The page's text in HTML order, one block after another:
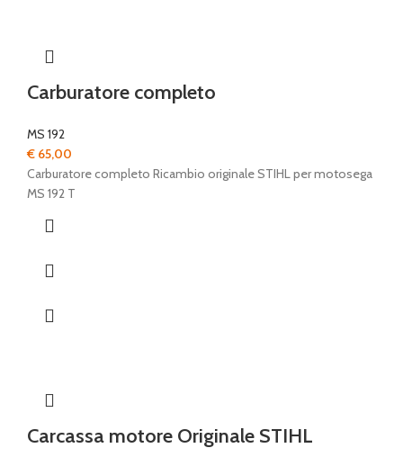
Carburatore completo
MS 192
€ 65,00
Carburatore completo Ricambio originale STIHL per motosega
MS 192 T
Carcassa motore Originale STIHL